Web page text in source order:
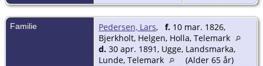
Familie Pedersen, Lars, f. 10 mar. 1826,
Bjerkholt, Helgen, Holla, Telemark
d. 30 apr. 1891, Ugge, Landsmarka,
Lunde, Telemark
(Alder 65 år)